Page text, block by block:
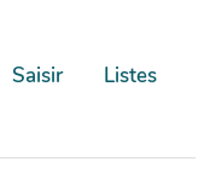
Saisir
Listes